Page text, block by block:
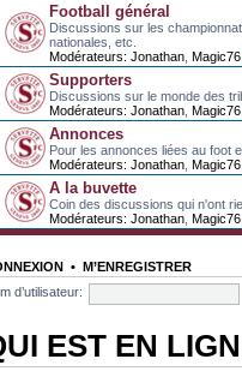
Football général
Discussions sur les
nationales, etc.
Modérateurs: Jonathan Magic76
Supporters
Discussions sur le monde des
Modérateurs: Jonathan Magic76
Annonces
Pour les annonces liées au foot
Modérateurs: Jonathan Magic76
A la buvette
Coin des discussions qui n'ont
Modérateurs: Jonathan Magic76
• M’ENREGISTRER
d’utilisateur:
EST EN